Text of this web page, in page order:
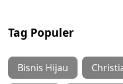
Tag Populer
Bisnis Hijau